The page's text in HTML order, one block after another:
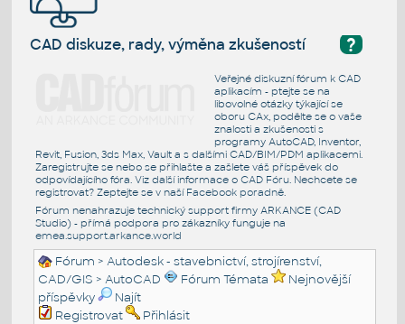
?
CAD diskuze, rady, výměna zkušeností
Veřejné diskuzní fórum k CAD
aplikacím - ptejte se na
libovolné otázky týkající se
oboru CAx, podělte se o vaše
znalosti a zkušenosti s
programy AutoCAD, Inventor,
Revit, Fusion, 3ds Max, Vault a s dalšími CAD/BIM/PDM aplikacemi.
Zaregistrujte se nebo se přihlašte a zašlete váš příspěvek do
odpovídajícího fóra. Viz další informace o CAD Fóru. Nechcete se
registrovat? Zeptejte se v naší Facebook poradně.
Fórum nenahrazuje technický support firmy ARKANCE (CAD
Studio) - přímá podpora pro zákazníky funguje na
emea.support.arkance.world
Fórum >Autodesk - stavebnictví, strojírenství,
CAD/GIS >AutoCAD Fórum Témata
Nejnovější
příspěvky
Najít
Registrovat
Přihlásit